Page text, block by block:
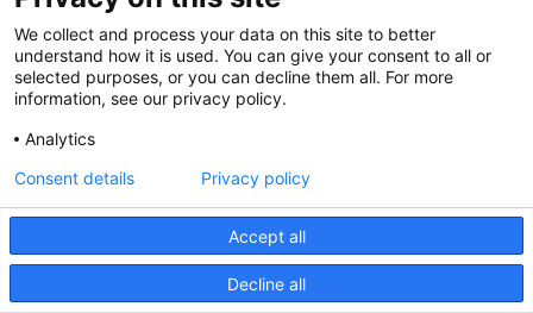
LinkedIn
Accessibilità
Termini e Condizioni
We collect and process your data on this site to better
understand how it is used. You can give your consent to all or
selected purposes, or you can decline them all. For more
information, see our privacy policy.
Analytics
Accept all
Decline all
Consent details Privacy policy